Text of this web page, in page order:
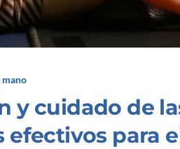
mano
y cuidado de
efectivos para